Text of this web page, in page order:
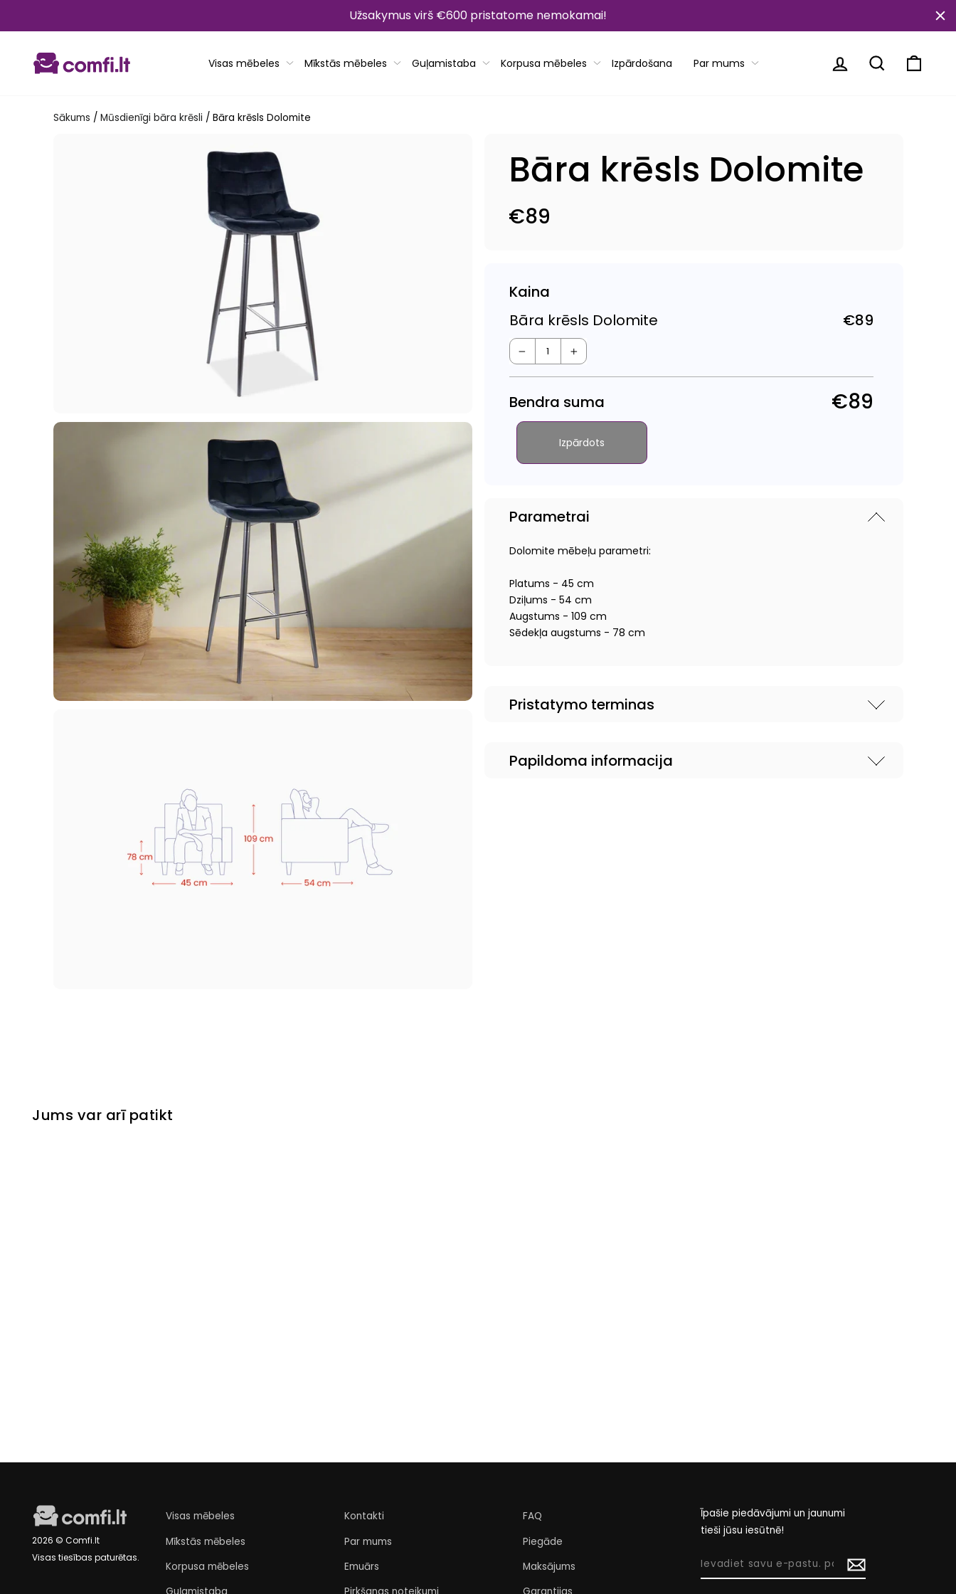
Užsakymus virš €600 pristatome nemokamai!
Visas mēbeles Mīkstās mēbeles Guļamistaba Korpusa mēbeles Izpārdošana Par mums PiesakietiesMeklēt
Sākums / Mūsdienīgi bāra krēsli / Bāra krēsls Dolomite
Bāra krēsls Dolomite
€89
Kaina
Bāra krēsls Dolomite
€89
− +
Bendra suma €89
Izpārdots
Parametrai
Dolomite mēbeļu parametri:
Platums - 45 cm
Dziļums - 54 cm
Augstums - 109 cm
Sēdekļa augstums - 78 cm
Pristatymo terminas
Papildoma informacija
Jums var arī patikt
2026 © Comfi.lt
Visas tiesības paturētas.
Visas mēbeles
Mīkstās mēbeles
Korpusa mēbeles
Kontakti
Par mums
Emuārs
FAQ
Piegāde
Maksājums
Īpašie piedāvājumi un jaunumi
tieši jūsu iesūtnē!
IEVADIET
SAVU